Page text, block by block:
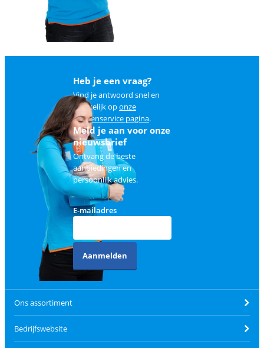
Heb je een vraag?
Vind je antwoord snel en
makkelijk oponze
klantenservice pagina.
Meld je aan voor onze
nieuwsbrief
Ontvang de beste
aanbiedingen en
persoonlijk advies.
E-mailadres
Aanmelden
Ons assortiment
Bedrijfswebsite